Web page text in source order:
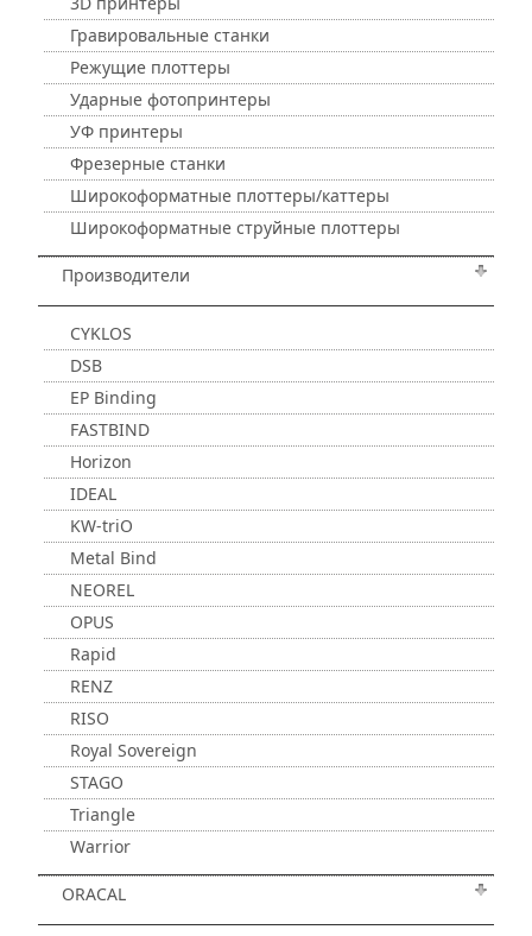
Гравировальные станки
Режущие плоттеры
Ударные фотопринтеры
УФ принтеры
Фрезерные станки
Широкоформатные плоттеры/каттеры
Широкоформатные струйные плоттеры
Производители
CYKLOS
DSB
EP Binding
FASTBIND
Horizon
IDEAL
KW-triO
Metal Bind
NEOREL
OPUS
Rapid
RENZ
RISO
Royal Sovereign
STAGO
Triangle
Warrior
ORACAL